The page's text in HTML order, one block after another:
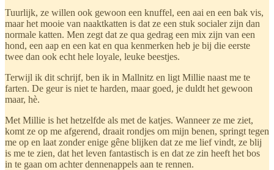
Tuurlijk, ze willen ook gewoon een knuffel, een aai en een bak vis,
maar het mooie van naaktkatten is dat ze een stuk socialer zijn dan
normale katten. Men zegt dat ze qua gedrag een mix zijn van een
hond, een aap en een kat en qua kenmerken heb je bij die eerste
twee dan ook echt hele loyale, leuke beestjes.
Terwijl ik dit schrijf, ben ik in Mallnitz en ligt Millie naast me te
farten. De geur is niet te harden, maar goed, je duldt het gewoon
maar, hè.
Met Millie is het hetzelfde als met de katjes. Wanneer ze me ziet,
komt ze op me afgerend, draait rondjes om mijn benen, springt tegen
me op en laat zonder enige gêne blijken dat ze me lief vindt, ze blij
is me te zien, dat het leven fantastisch is en dat ze zin heeft het bos
in te gaan om achter dennenappels aan te rennen.